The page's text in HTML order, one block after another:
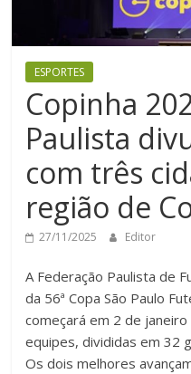
ESPORTES
Copinha
Paulista
com três
região de
27/11/2025 Editor
A Federação Paulista de
da 56ª Copa São Paulo
começará em 2 de
equipes, divididas em 32
Os dois melhores